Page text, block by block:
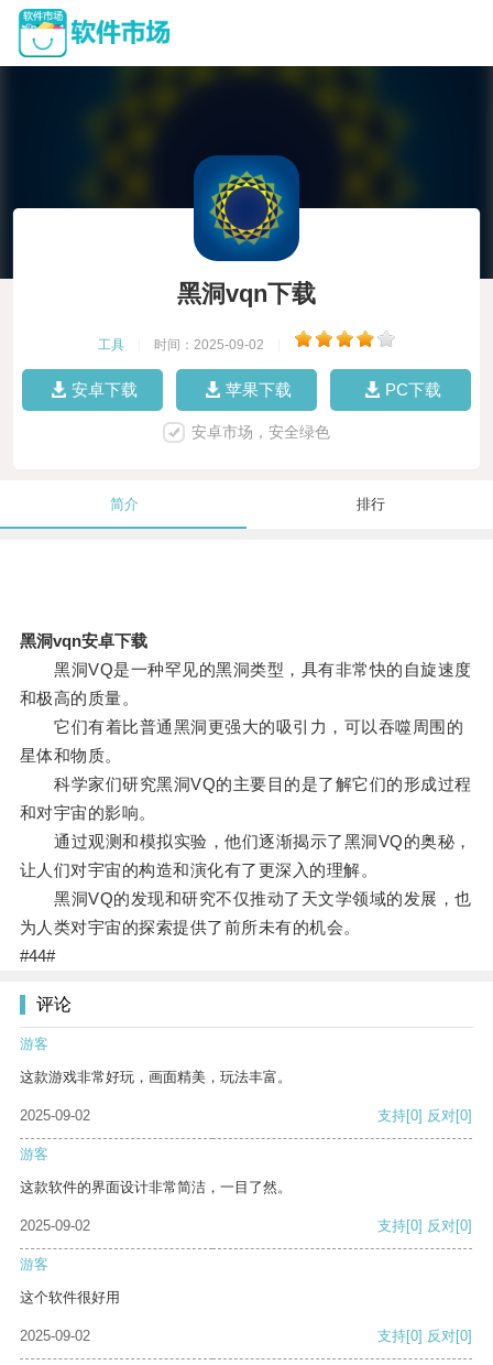
黑洞vqn下载
工具 时间：2025-09-02
安卓下载 苹果下载 PC下载
安卓市场，安全绿色
简介 排行
黑洞vqn安卓下载
黑洞VQ是一种罕见的黑洞类型，具有非常快的自旋速度
和极高的质量。
它们有着比普通黑洞更强大的吸引力，可以吞噬周围的
星体和物质。
科学家们研究黑洞VQ的主要目的是了解它们的形成过程
和对宇宙的影响。
通过观测和模拟实验，他们逐渐揭示了黑洞VQ的奥秘，
让人们对宇宙的构造和演化有了更深入的理解。
黑洞VQ的发现和研究不仅推动了天文学领域的发展，也
为人类对宇宙的探索提供了前所未有的机会。
#44#
评论
游客
这款游戏非常好玩，画面精美，玩法丰富。
2025-09-02 支持[0] 反对[0]
游客
这款软件的界面设计非常简洁，一目了然。
2025-09-02 支持[0] 反对[0]
游客
这个软件很好用
2025-09-02 支持[0] 反对[0]